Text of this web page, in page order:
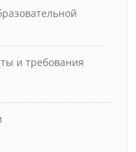
и требования